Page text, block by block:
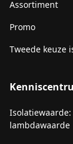
Assortiment
Promo
Tweede keuze
Isolatiewaarde:
lambdawaarde